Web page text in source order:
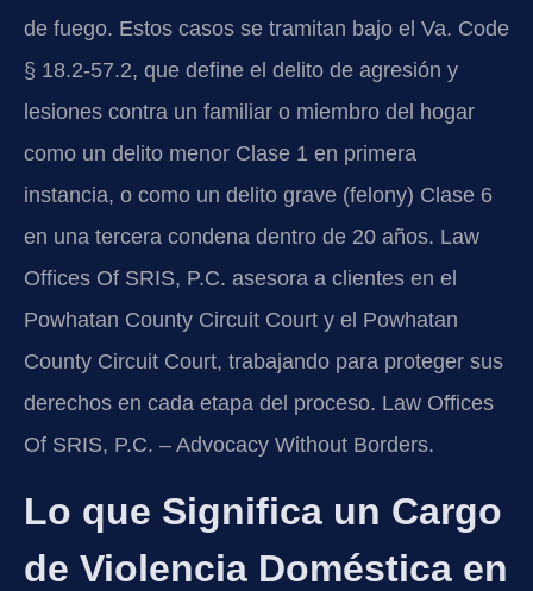
de fuego. Estos casos se tramitan bajo el Va. Code
§ 18.2-57.2, que define el delito de agresión y
lesiones contra un familiar o miembro del hogar
como un delito menor Clase 1 en primera
instancia, o como un delito grave (felony) Clase 6
en una tercera condena dentro de 20 años. Law
Offices Of SRIS, P.C. asesora a clientes en el
Powhatan County Circuit Court y el Powhatan
County Circuit Court, trabajando para proteger sus
derechos en cada etapa del proceso. Law Offices
Of SRIS, P.C. – Advocacy Without Borders.
Lo que Significa un Cargo
de Violencia Doméstica en